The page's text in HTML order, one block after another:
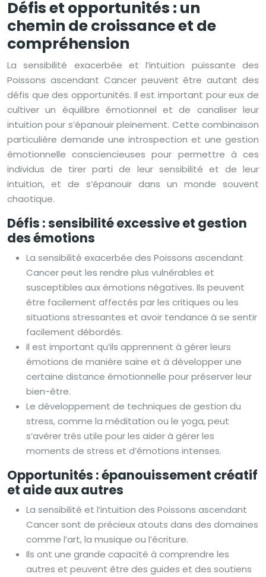
Défis et opportunités : un
chemin de croissance et de
compréhension
La sensibilité exacerbée et l’intuition puissante des
Poissons ascendant Cancer peuvent être autant des
défis que des opportunités. Il est important pour eux de
cultiver un équilibre émotionnel et de canaliser leur
intuition pour s’épanouir pleinement. Cette combinaison
particulière demande une introspection et une gestion
émotionnelle consciencieuses pour permettre à ces
individus de tirer parti de leur sensibilité et de leur
intuition, et de s’épanouir dans un monde souvent
chaotique.
Défis : sensibilité excessive et gestion
des émotions
La sensibilité exacerbée des Poissons ascendant
Cancer peut les rendre plus vulnérables et
susceptibles aux émotions négatives. Ils peuvent
être facilement affectés par les critiques ou les
situations stressantes et avoir tendance à se sentir
facilement débordés.
Il est important qu’ils apprennent à gérer leurs
émotions de manière saine et à développer une
certaine distance émotionnelle pour préserver leur
bien-être.
Le développement de techniques de gestion du
stress, comme la méditation ou le yoga, peut
s’avérer très utile pour les aider à gérer les
moments de stress et d’émotions intenses.
Opportunités : épanouissement créatif
et aide aux autres
La sensibilité et l’intuition des Poissons ascendant
Cancer sont de précieux atouts dans des domaines
comme l’art, la musique ou l’écriture.
Ils ont une grande capacité à comprendre les
autres et peuvent être des guides et des soutiens